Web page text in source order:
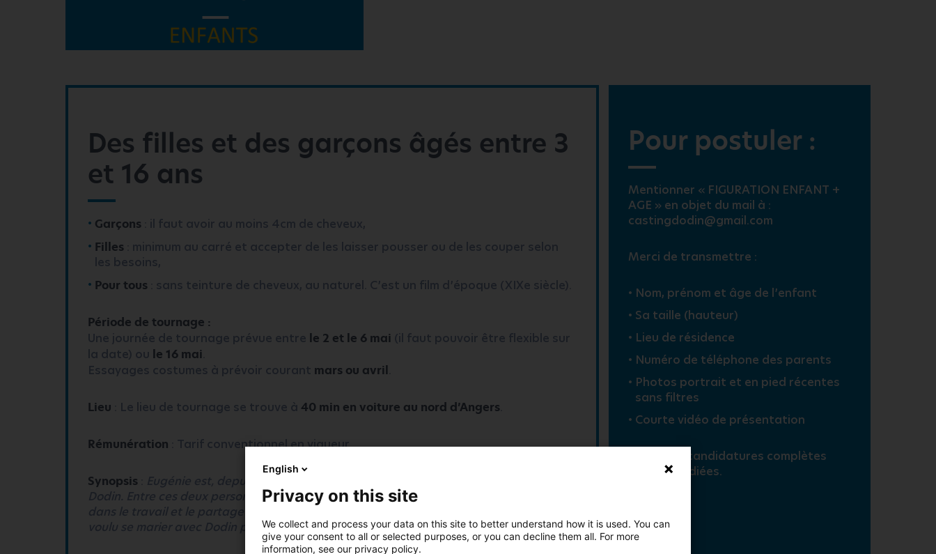
Des filles et des garçons âgés entre 3
et 16 ans
Garçons : il faut avoir au moins 4cm de cheveux,
Filles : minimum au carré et accepter de les laisser pousser ou de les couper selon
les besoins,
Pour tous : sans teinture de cheveux, au naturel. C’est un film d’époque (XIXe siècle).
Période de tournage :
Une journée de tournage prévue entre le 2 et le 6 mai (il faut pouvoir être flexible sur
la date) ou le 16 mai
Essayages costumes à prévoir courant mars ou avril
Lieu : Le lieu de tournage se trouve à 40 min en voiture au nord d’Angers
Rémunération : Tarif conventionnel en vigueur.
Synopsis
Eugénie est, depuis 20 ans, cuisinière au service du célèbre gastronome
Dodin. Entre ces deux personnes, une relation amoureuse s’est construite avec le temps,
dans le travail et le partage de la passion pour la gastronomie. Mais Eugénie n’a jamais
voulu se marier avec Dodin pour garder sa liberté…
Pour postuler :
Mentionner « FIGURATION ENFANT +
AGE » en objet du mail à :
castingdodin@gmail.com
Merci de transmettre :
Nom, prénom et âge de l’enfant
Sa taille (hauteur)
Lieu de résidence
Numéro de téléphone des parents
Photos portrait et en pied récentes
sans filtres
Courte vidéo de présentation
Seules les candidatures complètes
seront étudiées.
English
Privacy on this site
We collect and process your data on this site to better understand how it is used. You can
give your consent to all or selected purposes, or you can decline them all. For more
information, see our privacy policy.